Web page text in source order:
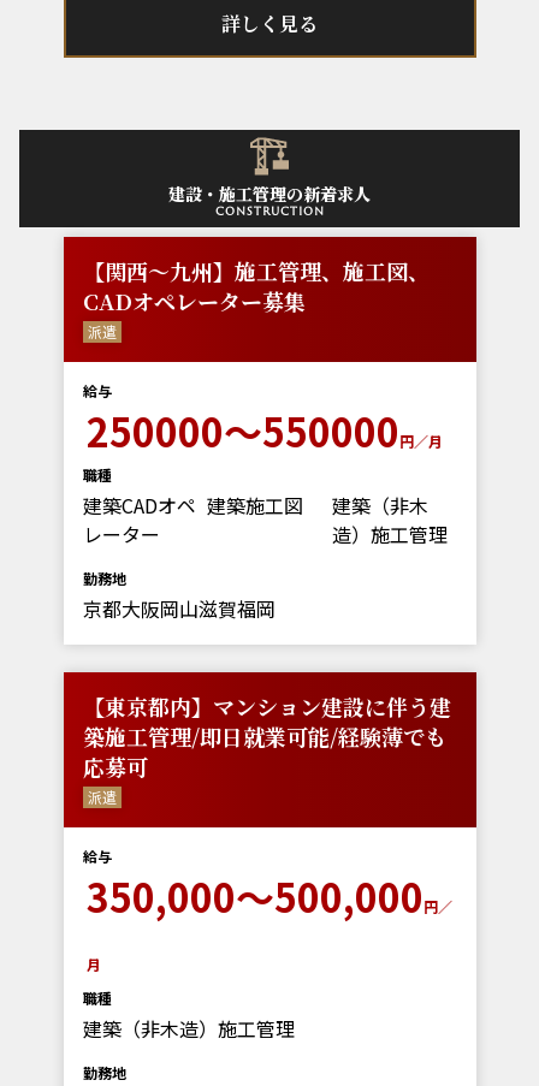
詳しく見る
建設・施工管理の新着求人
construction
【関西～九州】施工管理、施工図、
CADオペレーター募集
派遣
給与
250000～550000円／月
職種
建築CADオペ
レーター
建築施工図
建築（非木
造）施工管理
勤務地
京都大阪岡山滋賀福岡
【東京都内】マンション建設に伴う建
築施工管理/即日就業可能/経験薄でも
応募可
派遣
給与
350,000～500,000円／
月
職種
建築（非木造）施工管理
勤務地